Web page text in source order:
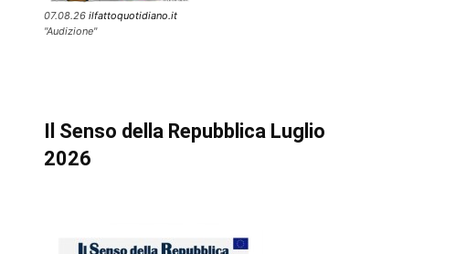
07.08.26 ilfattoquotidiano.it
"Audizione"
Il Senso della Repubblica Luglio
2026